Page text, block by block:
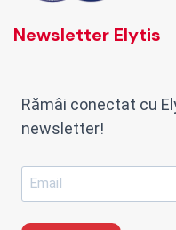
Newsletter Elytis
Rămâi conectat cu
newsletter!